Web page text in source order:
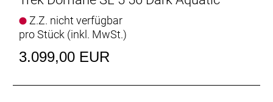
Leichter als je zuvor
Das leichte und robuste 500 Series OCLV Carbon
sowie eine neue gewichtsoptimierte Konstruktion
machen es zu unserem leichtesten Domane SL Disc
Z.Z. nicht verfügbar
pro Stück (inkl. MwSt.)
3.099,00 EUR